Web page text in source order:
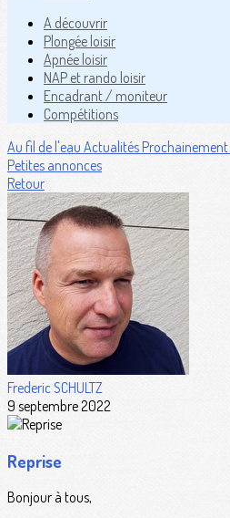
A découvrir
Plongée loisir
Apnée loisir
NAP et rando loisir
Encadrant / moniteur
Compétitions
Au fil de l'eau Actualités Prochainement
Petites annonces
Retour
Frederic SCHULTZ
9 septembre 2022
Reprise
Bonjour à tous,